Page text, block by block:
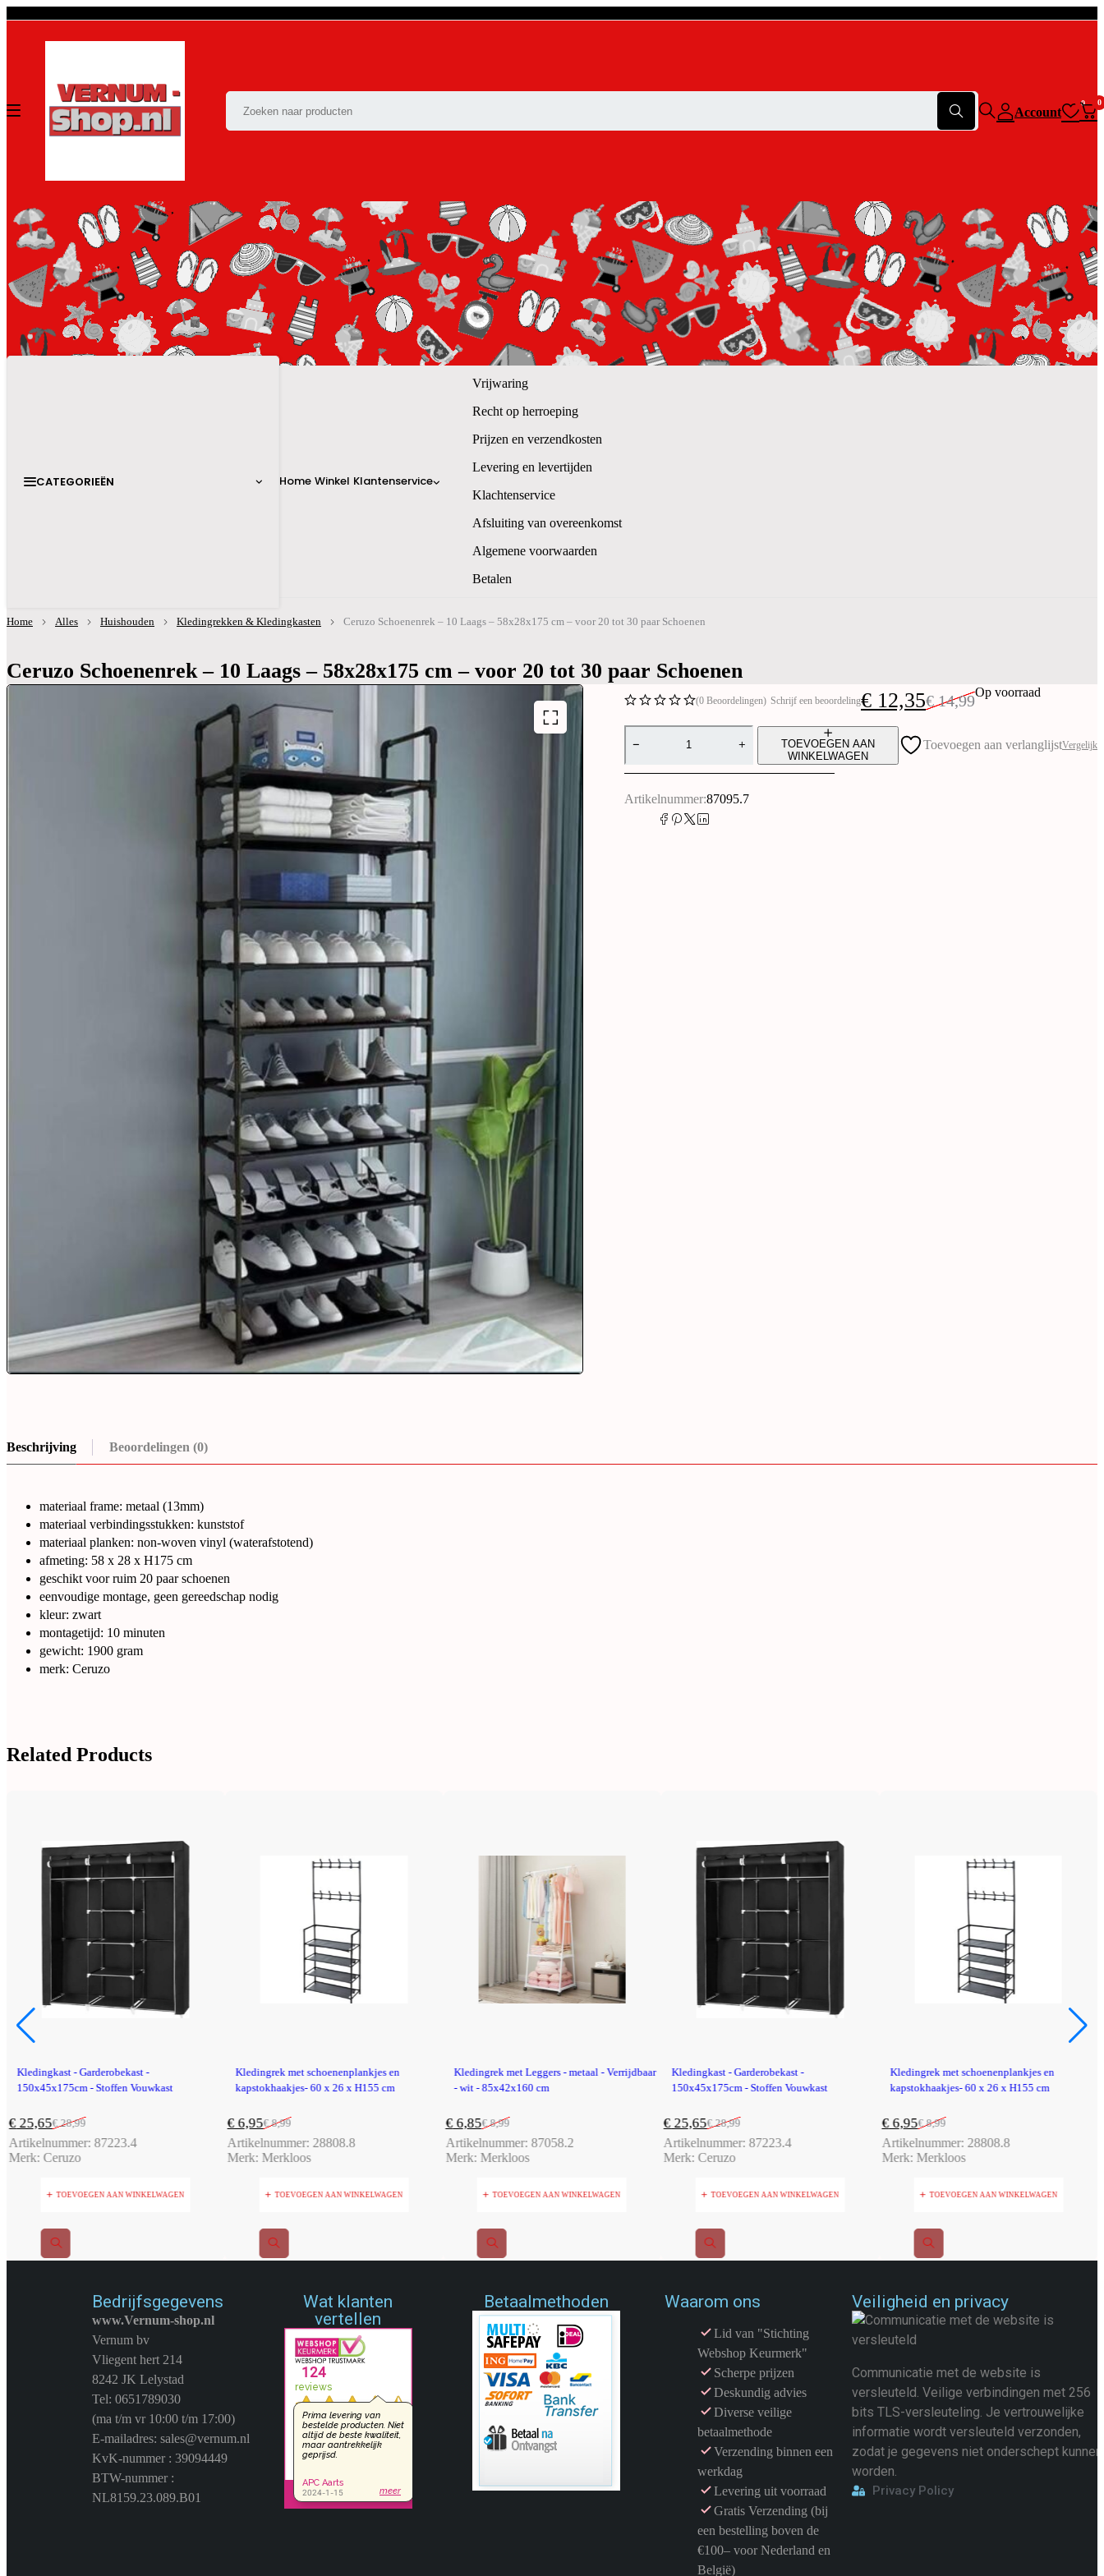
Account
0 0
CATEGORIEËN Home Winkel Klantenservice
Vrijwaring
Recht op herroeping
Prijzen en verzendkosten
Levering en levertijden
Klachtenservice
Afsluiting van overeenkomst
Algemene voorwaarden
Betalen
Ceruzo Schoenenrek – 10 Laags – 58x28x175 cm – voor 20 tot 30 paar Schoenen
Home Alles Huishouden Kledingrekken & Kledingkasten Ceruzo Schoenenrek – 10 Laags – 58x28x175 cm – voor 20 tot 30 paar Schoenen
(0 Beoordelingen) Schrijf een beoordeling €14,99
€ 12,35 Op voorraad
TOEVOEGEN AAN
WINKELWAGEN
Alternative:
Toevoegen aan verlanglijstVergelijk
Artikelnummer:87095.7
Beschrijving Beoordelingen (0)
materiaal frame: metaal (13mm)
materiaal verbindingsstukken: kunststof
materiaal planken: non-woven vinyl (waterafstotend)
afmeting: 58 x 28 x H175 cm
geschikt voor ruim 20 paar schoenen
eenvoudige montage, geen gereedschap nodig
kleur: zwart
montagetijd: 10 minuten
gewicht: 1900 gram
merk: Ceruzo
Related Products
-12%
Kledingkast - Garderobekast -
150x45x175cm - Stoffen Vouwkast
€ 28,99
€25,65
Artikelnummer: 87223.4
Merk: Ceruzo
TOEVOEGEN AAN WINKELWAGEN
-23%
Kledingrek met schoenenplankjes en
kapstokhaakjes- 60 x 26 x H155 cm
€8,99
€6,95
Artikelnummer: 28808.8
Merk: Merkloos
TOEVOEGEN AAN WINKELWAGEN
-24%
Kledingrek met Leggers - metaal - Verrijdbaar
- wit - 85x42x160 cm
€8,99
€6,85
Artikelnummer: 87058.2
Merk: Merkloos
TOEVOEGEN AAN WINKELWAGEN
-12%
Kledingkast - Garderobekast -
150x45x175cm - Stoffen Vouwkast
€ 28,99
€25,65
Artikelnummer: 87223.4
Merk: Ceruzo
TOEVOEGEN AAN WINKELWAGEN
-23%
Kledingrek met schoenenplankjes en
kapstokhaakjes- 60 x 26 x H155 cm
€8,99
€6,95
Artikelnummer: 28808.8
Merk: Merkloos
TOEVOEGEN AAN WINKELWAGEN
Bedrijfsgegevens
www.Vernum-shop.nl
Vernum bv
Vliegent hert 214
8242 JK Lelystad
Tel: 0651789030
(ma t/m vr 10:00 t/m 17:00)
E-mailadres: sales@vernum.nl
KvK-nummer : 39094449
BTW-nummer :
NL8159.23.089.B01
Wat klanten
vertellen
Betaalmethoden Waarom ons
Lid van "Stichting
Webshop Keurmerk"
Scherpe prijzen
Deskundig advies
Diverse veilige
betaalmethode
Verzending binnen een
werkdag
Levering uit voorraad
Gratis Verzending (bij
een bestelling boven de
€100– voor Nederland en
België)
Veiligheid en privacy
Communicatie met de website is
versleuteld. Veilige verbindingen met 256
bits TLS-versleuteling. Je vertrouwelijke
informatie wordt versleuteld verzonden,
zodat je gegevens niet onderschept kunnen
worden.
Privacy Policy